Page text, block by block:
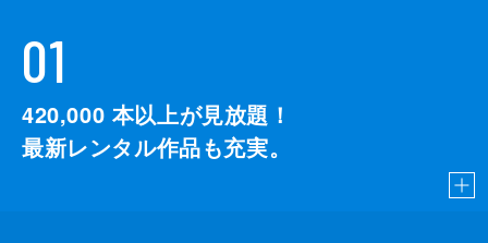
01
420,000 本以上が見放題！
最新レンタル作品も充実。